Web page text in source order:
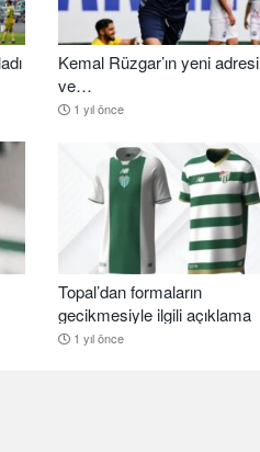
Kemal Rüzgar’ın yeni adresi
ve…
1 yıl önce
Topal’dan formaların
gecikmesiyle ilgili açıklama
1 yıl önce